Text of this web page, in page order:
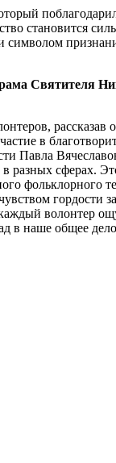
становится
Святителя
рассказав
в
Павла
разных сферах.
фольклорного
гордости
волонтер
в наше общее